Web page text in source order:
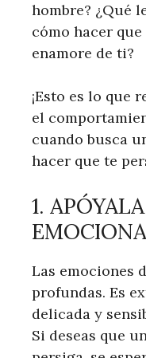
hombre? ¿Qué
cómo hacer
enamore de ti?
¡Esto es lo que
el
cuando busca
hacer que te
1. APÓYALA
Las emociones
profundas. Es
delicada y
Si deseas que